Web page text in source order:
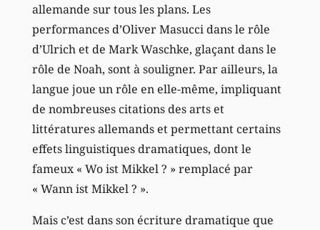
allemande sur tous les plans. Les
performances d’Oliver Masucci dans le rôle
d’Ulrich et de Mark Waschke, glaçant dans le
rôle de Noah, sont à souligner. Par ailleurs, la
langue joue un rôle en elle-même, impliquant
de nombreuses citations des arts et
littératures allemands et permettant certains
effets linguistiques dramatiques, dont le
fameux « Wo ist Mikkel ? » remplacé par
« Wann ist Mikkel ? ».
Mais c’est dans son écriture dramatique que